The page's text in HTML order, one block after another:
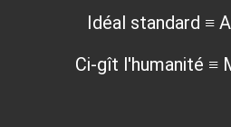
Idéal standard ≡
Ci-gît l'humanité ≡